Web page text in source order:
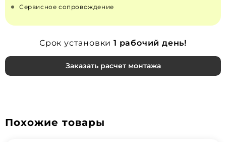
Сервисное сопровождение
Срок установки 1 рабочий день!
Заказать расчет монтажа
Похожие товары